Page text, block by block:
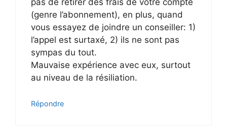
pas de retirer des frais de votre compte
(genre l’abonnement), en plus, quand
vous essayez de joindre un conseiller: 1)
l’appel est surtaxé, 2) ils ne sont pas
sympas du tout.
Mauvaise expérience avec eux, surtout
au niveau de la résiliation.
Répondre